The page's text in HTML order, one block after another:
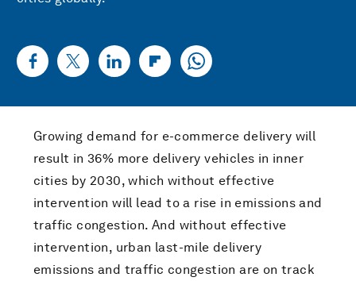
Growing demand for e-commerce delivery will
result in 36% more delivery vehicles in inner
cities by 2030, which without effective
intervention will lead to a rise in emissions and
traffic congestion. And without effective
intervention, urban last-mile delivery
emissions and traffic congestion are on track